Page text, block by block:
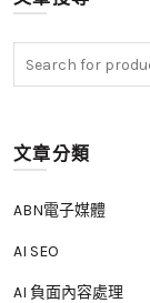
文章分類
ABN電子媒體
AI SEO
AI 負面內容處理